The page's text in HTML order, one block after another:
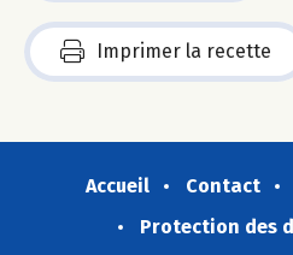
Imprimer la recette
Accueil Contact
Protection des